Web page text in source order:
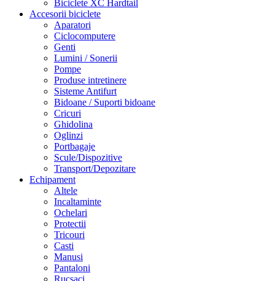
Biciclete XC Hardtail
Accesorii biciclete
Aparatori
Ciclocomputere
Genti
Lumini / Sonerii
Pompe
Produse intretinere
Sisteme Antifurt
Bidoane / Suporti bidoane
Cricuri
Ghidolina
Oglinzi
Portbagaje
Scule/Dispozitive
Transport/Depozitare
Echipament
Altele
Incaltaminte
Ochelari
Protectii
Tricouri
Casti
Manusi
Pantaloni